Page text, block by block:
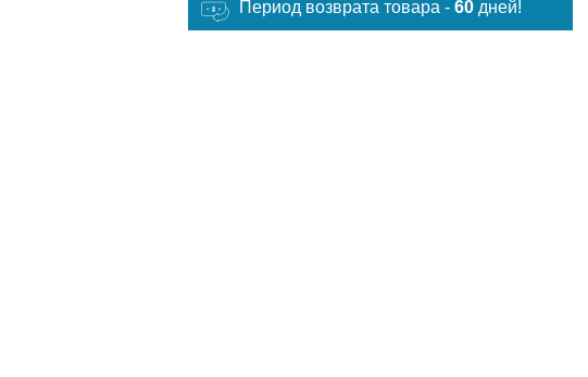
Период возврата товара - 60 дней!